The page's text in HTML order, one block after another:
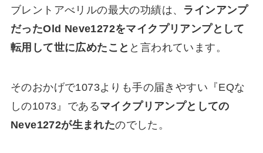
ブレントアべリルの最大の功績は、 ラインアンプ
だったOld Neve1272をマイクプリアンプとして
転用して世に広めたこと と言われています。
そのおかげで1073よりも手の届きやすい『EQな
しの1073』であるマイクプリアンプとしての
Neve1272が生まれたのでした。